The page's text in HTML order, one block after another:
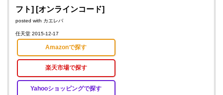
フト] [オンラインコード]
posted with カエレバ
任天堂 2015-12-17
Amazonで探す
楽天市場で探す
Yahooショッピングで探す